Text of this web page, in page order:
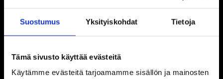
Suostumus Yksityiskohdat Tietoja
Tämä sivusto käyttää evästeitä
Käytämme evästeitä tarjoamamme sisällön ja mainosten